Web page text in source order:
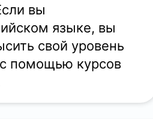
вы
языке, вы
свой уровень
с помощью курсов